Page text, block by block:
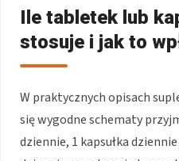
Ile tabletek lub
stosuje i jak to
W praktycznych opisach
się wygodne schematy
dziennie, 1 kapsułka